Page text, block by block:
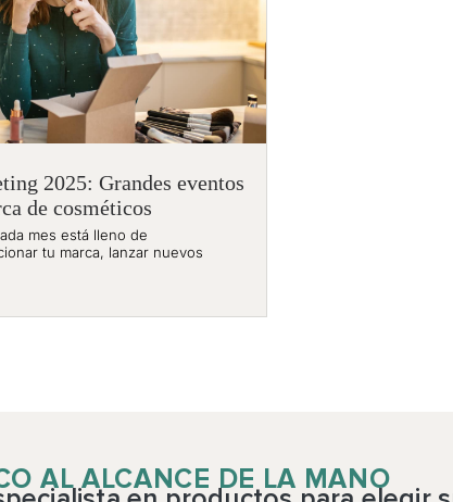
2025: Grandes eventos
de cosméticos
mes está lleno de
tu marca, lanzar nuevos
AL ALCANCE DE LA MANO